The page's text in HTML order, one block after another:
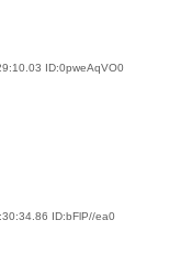
ID:0pweAqVO0
ID:bFlP//ea0